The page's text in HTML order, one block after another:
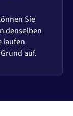
Sie
denselben
laufen
auf.